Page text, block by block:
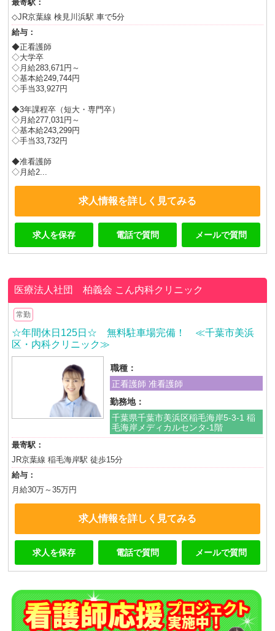
最寄駅：
◇JR京葉線 検見川浜駅 車で5分
給与：
◆正看護師
◇大学卒
◇月給283,671円～
◇基本給249,744円
◇手当33,927円
◆3年課程卒（短大・専門卒）
◇月給277,031円～
◇基本給243,299円
◇手当33,732円
◆准看護師
◇月給2...
求人情報を詳しく見てみる
求人を保存 電話で質問 メールで質問
医療法人社団 柏義会 こん内科クリニック
常勤
☆年間休日125日☆ 無料駐車場完備！ ≪千葉市美浜
区・内科クリニック≫
職種：
正看護師 准看護師
勤務地：
千葉県千葉市美浜区稲毛海岸5-3-1 稲
毛海岸メディカルセンタ-1階
最寄駅：
JR京葉線 稲毛海岸駅 徒歩15分
給与：
月給30万～35万円
求人情報を詳しく見てみる
求人を保存 電話で質問 メールで質問